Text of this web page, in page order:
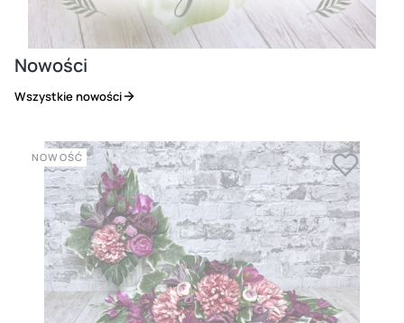
Nowości
Wszystkie nowości
NOWOŚĆ